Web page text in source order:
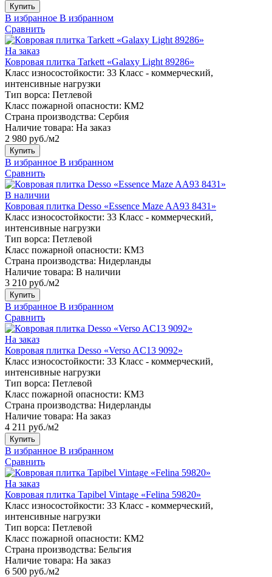
Купить
В избранное В избранном
Сравнить
На заказ
Ковровая плитка Tarkett «Galaxy Light 89286»
Класс износостойкости: 33 Класс - коммерческий,
интенсивные нагрузки
Тип ворса: Петлевой
Класс пожарной опасности: КМ2
Страна производства: Сербия
Наличие товара: На заказ
2 980 руб./м2
Купить
В избранное В избранном
Сравнить
В наличии
Ковровая плитка Desso «Essence Maze AA93 8431»
Класс износостойкости: 33 Класс - коммерческий,
интенсивные нагрузки
Тип ворса: Петлевой
Класс пожарной опасности: КМ3
Страна производства: Нидерланды
Наличие товара: В наличии
3 210 руб./м2
Купить
В избранное В избранном
Сравнить
На заказ
Ковровая плитка Desso «Verso AC13 9092»
Класс износостойкости: 33 Класс - коммерческий,
интенсивные нагрузки
Тип ворса: Петлевой
Класс пожарной опасности: КМ3
Страна производства: Нидерланды
Наличие товара: На заказ
4 211 руб./м2
Купить
В избранное В избранном
Сравнить
На заказ
Ковровая плитка Tapibel Vintage «Felina 59820»
Класс износостойкости: 33 Класс - коммерческий,
интенсивные нагрузки
Тип ворса: Петлевой
Класс пожарной опасности: КМ2
Страна производства: Бельгия
Наличие товара: На заказ
6 500 руб./м2